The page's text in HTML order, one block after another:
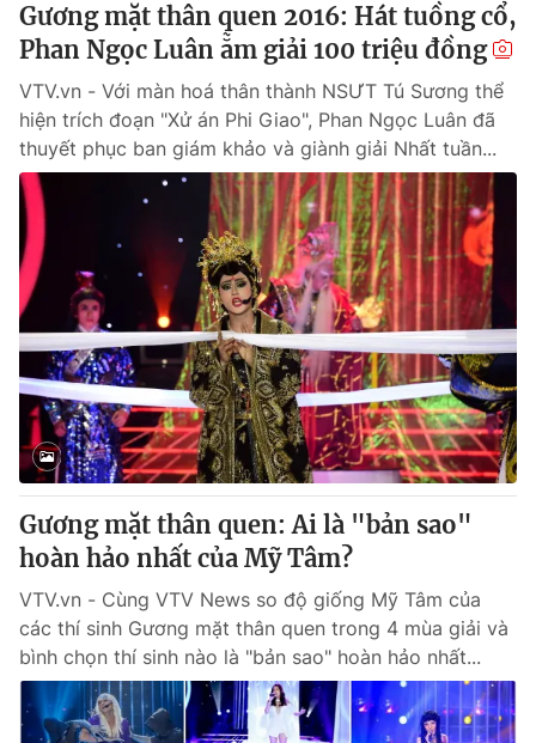
Góc doanh nghiệp
Truyền hình
Phim VTV
Hậu trường
Nhân vật
Khán giả
Giải sao mai
Giải trí
Điện ảnh
Âm nhạc
Sao
Đời sống
Du lịch
Làm đẹp
Chất lượng cuộc sống
Tuyển sinh
Học trực tuyến
Công nghệ
Hitech Công nghệ tương lai
Sản phẩm
Thị trường
Tư vấn
Giao lưu trực tuyến
Lịch phát sóng
Chuyên mục khác
Emagazine Podcast
Photo Infographic
Video Shorts video
Gương mặt thân quen 2016: Hát tuồng cổ,
Phan Ngọc Luân ẵm giải 100 triệu đồng
VTV.vn - Với màn hoá thân thành NSƯT Tú Sương thể
hiện trích đoạn "Xử án Phi Giao", Phan Ngọc Luân đã
thuyết phục ban giám khảo và giành giải Nhất tuần...
Gương mặt thân quen: Ai là "bản sao"
hoàn hảo nhất của Mỹ Tâm?
VTV.vn - Cùng VTV News so độ giống Mỹ Tâm của
các thí sinh Gương mặt thân quen trong 4 mùa giải và
bình chọn thí sinh nào là "bản sao" hoàn hảo nhất...